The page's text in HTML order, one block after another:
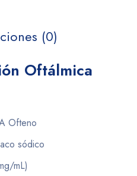
(0)
Oftálmica
Ofteno
sódico
mL)